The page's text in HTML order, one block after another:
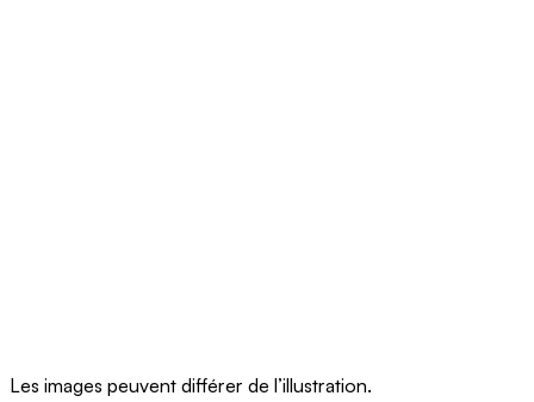
Les images peuvent différer de l’illustration.